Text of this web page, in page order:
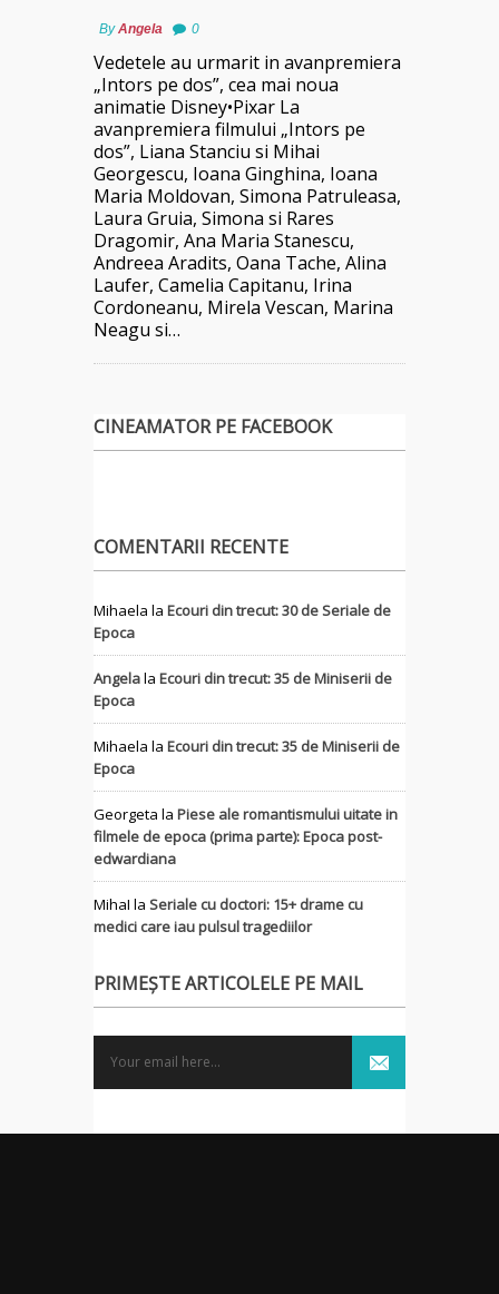
ByAngela 0
Vedetele au urmarit in avanpremiera
„Intors pe dos”, cea mai noua
animatie Disney•Pixar La
avanpremiera filmului „Intors pe
dos”, Liana Stanciu si Mihai
Georgescu, Ioana Ginghina, Ioana
Maria Moldovan, Simona Patruleasa,
Laura Gruia, Simona si Rares
Dragomir, Ana Maria Stanescu,
Andreea Aradits, Oana Tache, Alina
Laufer, Camelia Capitanu, Irina
Cordoneanu, Mirela Vescan, Marina
Neagu si…
CINEAMATOR PE FACEBOOK
COMENTARII RECENTE
Mihaela la Ecouri din trecut: 30 de Seriale de
Epoca
Angelala Ecouri din trecut: 35 de Miniserii de
Epoca
Mihaela la Ecouri din trecut: 35 de Miniserii de
Epoca
Georgeta la Piese ale romantismului uitate in
filmele de epoca (prima parte): Epoca post-
edwardiana
MihaI la Seriale cu doctori: 15+ drame cu
medici care iau pulsul tragediilor
PRIMEȘTE ARTICOLELE PE MAIL